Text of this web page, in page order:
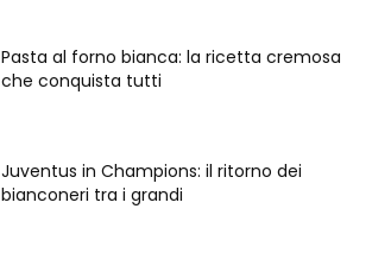
Pasta al forno bianca: la ricetta cremosa
che conquista tutti
Juventus in Champions: il ritorno dei
bianconeri tra i grandi